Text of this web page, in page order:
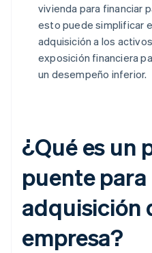
vivienda para financiar
esto puede simplificar
adquisición a los
exposición financiera
un desempeño inferior.
¿Qué es un
puente para
adquisición
empresa?